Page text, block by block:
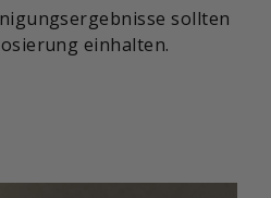
sollten
einhalten.